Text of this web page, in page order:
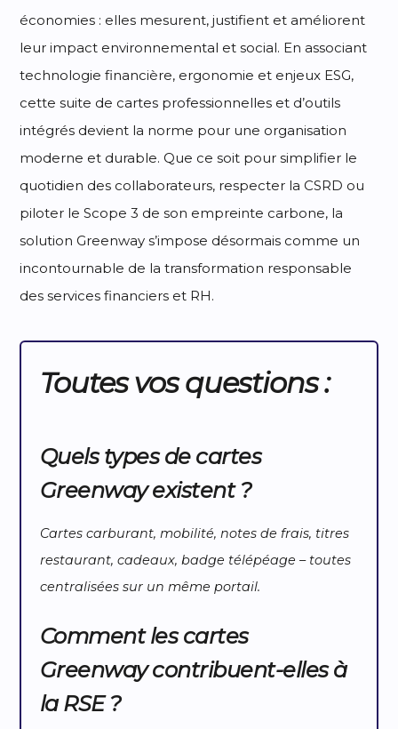
économies : elles mesurent, justifient et améliorent
leur impact environnemental et social. En associant
technologie financière, ergonomie et enjeux ESG,
cette suite de cartes professionnelles et d’outils
intégrés devient la norme pour une organisation
moderne et durable. Que ce soit pour simplifier le
quotidien des collaborateurs, respecter la CSRD ou
piloter le Scope 3 de son empreinte carbone, la
solution Greenway s’impose désormais comme un
incontournable de la transformation responsable
des services financiers et RH.
Toutes vos questions :
Quels types de cartes
Greenway existent ?
Cartes carburant, mobilité, notes de frais, titres
restaurant, cadeaux, badge télépéage – toutes
centralisées sur un même portail.
Comment les cartes
Greenway contribuent-elles à
la RSE ?